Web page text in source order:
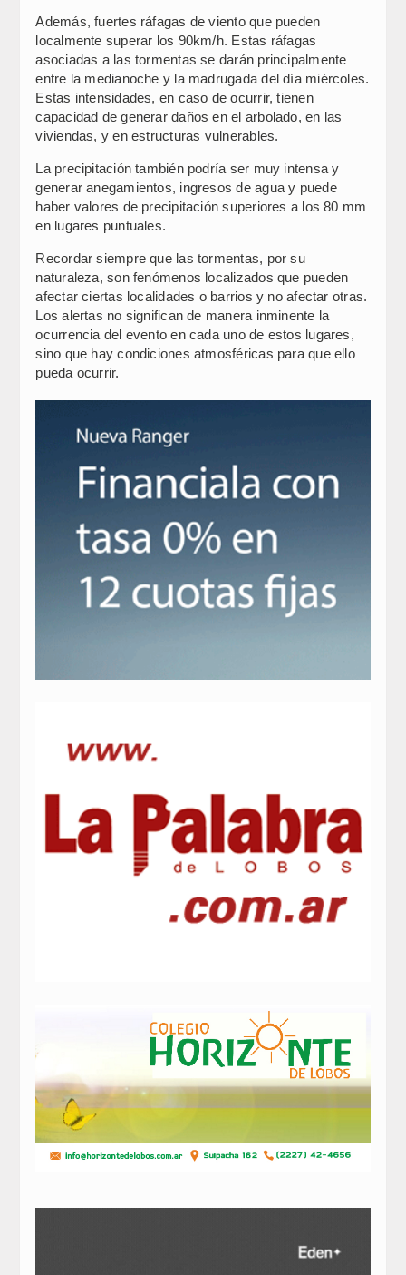
Además, fuertes ráfagas de viento que pueden
localmente superar los 90km/h. Estas ráfagas
asociadas a las tormentas se darán principalmente
entre la medianoche y la madrugada del día miércoles.
Estas intensidades, en caso de ocurrir, tienen
capacidad de generar daños en el arbolado, en las
viviendas, y en estructuras vulnerables.
La precipitación también podría ser muy intensa y
generar anegamientos, ingresos de agua y puede
haber valores de precipitación superiores a los 80 mm
en lugares puntuales.
Recordar siempre que las tormentas, por su
naturaleza, son fenómenos localizados que pueden
afectar ciertas localidades o barrios y no afectar otras.
Los alertas no significan de manera inminente la
ocurrencia del evento en cada uno de estos lugares,
sino que hay condiciones atmosféricas para que ello
pueda ocurrir.